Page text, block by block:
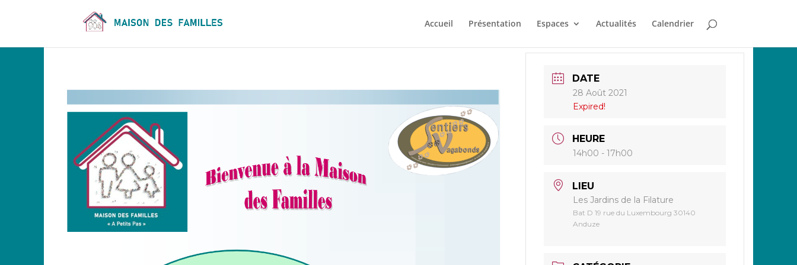
Accueil Présentation Espaces Actualités Calendrier
DATE
28 Août 2021
Expired!
HEURE
14h00 - 17h00
LIEU
Les Jardins de la Filature
Bat D 19 rue du Luxembourg 30140
Anduze